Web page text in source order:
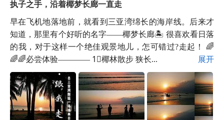
执子之手，沿着椰梦长廊一直走
早在飞机地落地前，就看到三亚湾绵长的海岸线。后来才
知道，那里有个好听的名字——椰梦长廊🏝 很喜欢看日落
的我，对于这样一个绝佳观景地儿，怎可错过?走起！ 🌈
🌈🌈必尝体验———— 1⃣椰林散步 狭长...
展开